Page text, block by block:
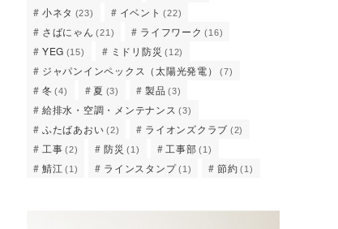
小ネタ (23) イベント (22)
さばにゃん (21) ライフワーク (16)
YEG (15) ミドリ防災 (12)
ジャパンインペックス（太陽光発電） (7)
冬 (4) 夏 (3) 製品 (3)
給排水・空調・メンテナンス (3)
ふたばあおい (2) ライオンズクラブ (2)
工事 (2) 防災 (1) 工事部 (1)
鯖江 (1) ラインスタンプ (1) 節約 (1)